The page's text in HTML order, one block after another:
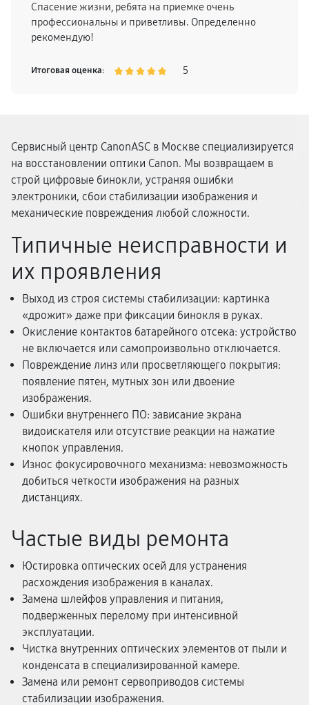
Спасение жизни, ребята на приемке очень
профессиональны и приветливы. Определенно
рекомендую!
Итоговая оценка: 5
Сервисный центр CanonASC в Москве специализируется
на восстановлении оптики Canon. Мы возвращаем в
строй цифровые бинокли, устраняя ошибки
электроники, сбои стабилизации изображения и
механические повреждения любой сложности.
Типичные неисправности и
их проявления
Выход из строя системы стабилизации: картинка
«дрожит» даже при фиксации бинокля в руках.
Окисление контактов батарейного отсека: устройство
не включается или самопроизвольно отключается.
Повреждение линз или просветляющего покрытия:
появление пятен, мутных зон или двоение
изображения.
Ошибки внутреннего ПО: зависание экрана
видоискателя или отсутствие реакции на нажатие
кнопок управления.
Износ фокусировочного механизма: невозможность
добиться четкости изображения на разных
дистанциях.
Частые виды ремонта
Юстировка оптических осей для устранения
расхождения изображения в каналах.
Замена шлейфов управления и питания,
подверженных перелому при интенсивной
эксплуатации.
Чистка внутренних оптических элементов от пыли и
конденсата в специализированной камере.
Замена или ремонт сервоприводов системы
стабилизации изображения.